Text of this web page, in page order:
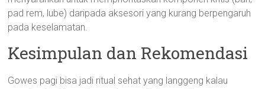
pad rem, lube) daripada aksesori yang kurang berpengaruh
pada keselamatan.
Kesimpulan dan Rekomendasi
Gowes pagi bisa jadi ritual sehat yang langgeng kalau